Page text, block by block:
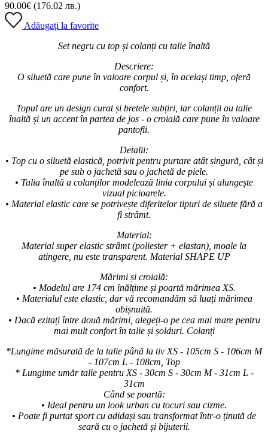
90.00€ (176.02 лв.)
Adăugați la favorite
Set negru cu top și colanți cu talie înaltă
Descriere:
O siluetă care pune în valoare corpul și, în același timp, oferă
confort.
Topul are un design curat și bretele subțiri, iar colanții au talie
înaltă și un accent în partea de jos - o croială care pune în valoare
pantofii.
Detalii:
• Top cu o siluetă elastică, potrivit pentru purtare atât singură, cât și
pe sub o jachetă sau o jachetă de piele.
• Talia înaltă a colanților modelează linia corpului și alungește
vizual picioarele.
• Material elastic care se potrivește diferitelor tipuri de siluete fără a
fi strâmt.
Material:
Material super elastic strâmt (poliester + elastan), moale la
atingere, nu este transparent. Material SHAPE UP
Mărimi și croială:
• Modelul are 174 cm înălțime și poartă mărimea XS.
• Materialul este elastic, dar vă recomandăm să luați mărimea
obișnuită.
• Dacă ezitați între două mărimi, alegeți-o pe cea mai mare pentru
mai mult confort în talie și șolduri. Colanți
*Lungime măsurată de la talie până la tiv XS - 105cm S - 106cm M
- 107cm L - 108cm, Top
* Lungime umăr talie pentru XS - 30cm S - 30cm M - 31cm L -
31cm
Când se poartă:
• Ideal pentru un look urban cu tocuri sau cizme.
• Poate fi purtat sport cu adidași sau transformat într-o ținută de
seară cu o jachetă și bijuterii.